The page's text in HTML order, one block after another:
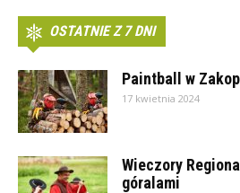
OSTATNIE Z 7 DNI
Paintball w
17 kwietnia 2024
Wieczory
góralami